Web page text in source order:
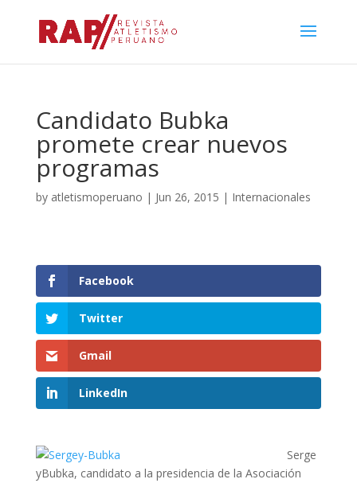
Candidato Bubka
promete crear nuevos
programas
by atletismoperuano | Jun 26, 2015 | Internacionales
Facebook
Twitter
Gmail
LinkedIn
Serge
yBubka, candidato a la presidencia de la Asociación